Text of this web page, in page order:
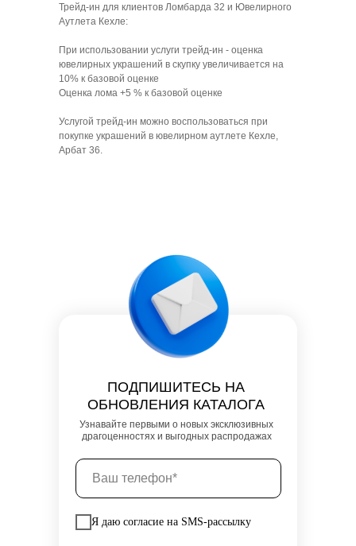
Трейд-ин для клиентов Ломбарда 32 и Ювелирного
Аутлета Кехле:
При использовании услуги трейд-ин - оценка
ювелирных украшений в скупку увеличивается на
10% к базовой оценке
Оценка лома +5 % к базовой оценке
Услугой трейд-ин можно воспользоваться при
покупке украшений в ювелирном аутлете Кехле,
Арбат 36.
Я даю согласие на SMS-рассылку
ПОДПИШИТЕСЬ НА
ОБНОВЛЕНИЯ КАТАЛОГА
Узнавайте первыми о новых эксклюзивных
драгоценностях и выгодных распродажах